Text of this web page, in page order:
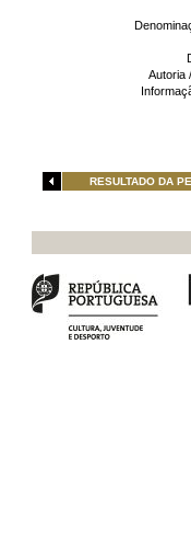
Autoria
RESULTADO DA